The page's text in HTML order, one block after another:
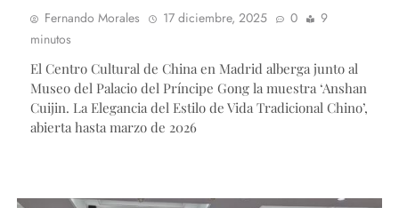
Fernando Morales 17 diciembre, 2025 0
9
minutos
El Centro Cultural de China en Madrid alberga junto al
Museo del Palacio del Príncipe Gong la muestra ‘Anshan
Cuijin. La Elegancia del Estilo de Vida Tradicional Chino’,
abierta hasta marzo de 2026